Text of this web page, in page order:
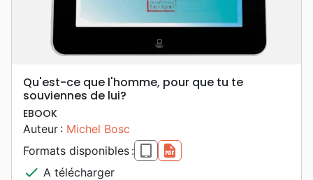
Qu'est-ce que l'homme, pour que tu te
souviennes de lui?
EBOOK
Auteur : Michel Bosc
Formats disponibles : epub
pdf
check A télécharger